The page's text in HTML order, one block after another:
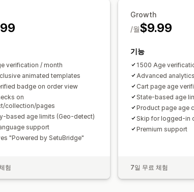
verification / month
animated templates
badge on order view
on
collection/pages
based age limits (Geo-detect)
support
"Powered by SetuBridge"
험
Growth
$9.99
/월
기능
1500 Age
Advanced
Cart page age
State-based age
Product page age
Skip for logged-in
Premium support
7일 무료 체험